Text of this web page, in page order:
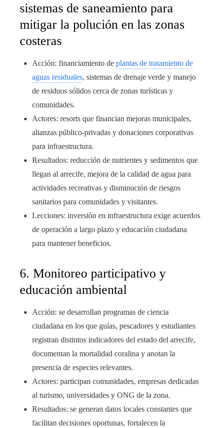
sistemas de saneamiento para
mitigar la polución en las zonas
costeras
Acción: financiamiento de plantas de tratamiento de
aguas residuales, sistemas de drenaje verde y manejo
de residuos sólidos cerca de zonas turísticas y
comunidades.
Actores: resorts que financian mejoras municipales,
alianzas público-privadas y donaciones corporativas
para infraestructura.
Resultados: reducción de nutrientes y sedimentos que
llegan al arrecife, mejora de la calidad de agua para
actividades recreativas y disminución de riesgos
sanitarios para comunidades y visitantes.
Lecciones: inversión en infraestructura exige acuerdos
de operación a largo plazo y educación ciudadana
para mantener beneficios.
6. Monitoreo participativo y
educación ambiental
Acción: se desarrollan programas de ciencia
ciudadana en los que guías, pescadores y estudiantes
registran distintos indicadores del estado del arrecife,
documentan la mortalidad coralina y anotan la
presencia de especies relevantes.
Actores: participan comunidades, empresas dedicadas
al turismo, universidades y ONG de la zona.
Resultados: se generan datos locales constantes que
facilitan decisiones oportunas, fortalecen la